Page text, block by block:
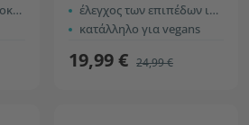
έλεγχος των επιπέδων ισταμίνης στο σώμα
κατάλληλο για vegans
19,99 € 24,99 €